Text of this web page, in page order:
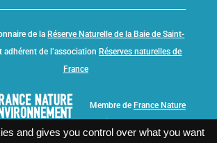
de la Réserve Naturelle de la Baie de Saint-
adhérent de l’association Réserves naturelles de
France
Membre de France Nature
and gives you control over what you want